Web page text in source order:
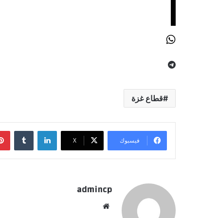
قطاع غزة
فيسبوك ‫X
لينكدإن
admincp